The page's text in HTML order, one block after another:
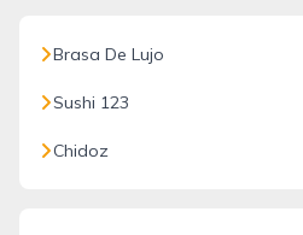
Brasa De Lujo
Sushi 123
Chidoz